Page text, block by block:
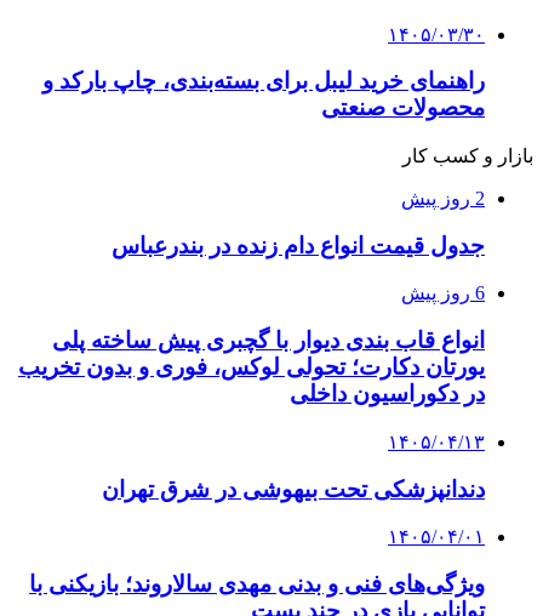
۱۴۰۵/۰۳/۳۰
راهنمای خرید لیبل برای بسته‌بندی، چاپ بارکد و
محصولات صنعتی
بازار و کسب کار
2 روز پیش
جدول قیمت انواع دام زنده در بندرعباس
6 روز پیش
انواع قاب بندی دیوار با گچبری پیش ساخته پلی
یورتان دکارت؛ تحولی لوکس، فوری و بدون تخریب
در دکوراسیون داخلی
۱۴۰۵/۰۴/۱۳
دندانپزشکی تحت بیهوشی در شرق تهران
۱۴۰۵/۰۴/۰۱
ویژگی‌های فنی و بدنی مهدی سالاروند؛ بازیکنی با
توانایی بازی در چند پست